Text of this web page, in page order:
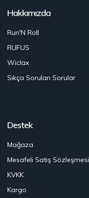
Hakkımızda
Run'N Roll
RUFUS
Wiclax
Sıkça Sorulan Sorular
Destek
Mağaza
Mesafeli Satış Sözleşmesi
KVKK
Kargo